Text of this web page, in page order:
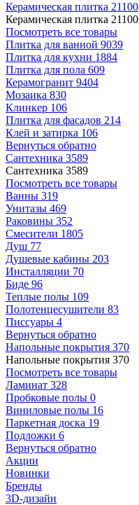
Керамическая плитка 21100
Керамическая плитка 21100
Посмотреть все товары
Плитка для ванной 9039
Плитка для кухни 1884
Плитка для пола 609
Керамогранит 9404
Мозаика 830
Клинкер 106
Плитка для фасадов 214
Клей и затирка 106
Вернуться обратно
Сантехника 3589
Сантехника 3589
Посмотреть все товары
Ванны 319
Унитазы 469
Раковины 352
Смесители 1805
Душ 77
Душевые кабины 203
Инсталляции 70
Биде 96
Теплые полы 109
Полотенцесушители 83
Писсуары 4
Вернуться обратно
Напольные покрытия 370
Напольные покрытия 370
Посмотреть все товары
Ламинат 328
Пробковые полы 0
Виниловые полы 16
Паркетная доска 19
Подложки 6
Вернуться обратно
Акции
Новинки
Бренды
3D-дизайн